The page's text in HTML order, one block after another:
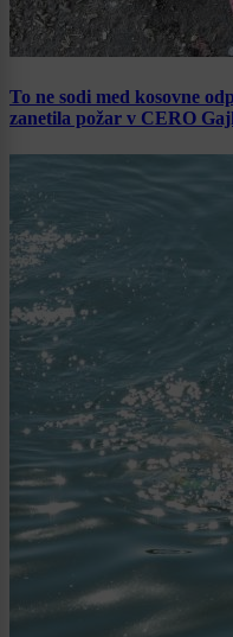
To ne sodi med kosovne
zanetila požar v CERO